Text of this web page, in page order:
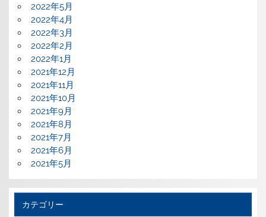
2022年5月
2022年4月
2022年3月
2022年2月
2022年1月
2021年12月
2021年11月
2021年10月
2021年9月
2021年8月
2021年7月
2021年6月
2021年5月
カテゴリー